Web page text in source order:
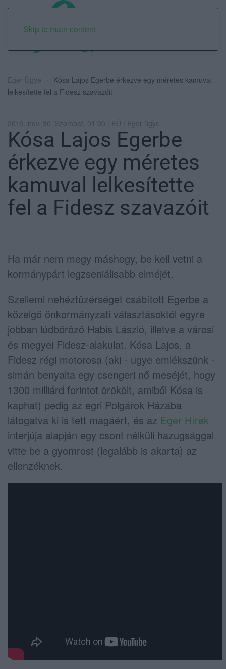
Skip to main content
Eger Ügye
Kósa Lajos Egerbe érkezve egy méretes kamuval
lelkesítette fel a Fidesz szavazóit
2019. nov. 30. Szombat, 01:00 | EÜ | Eger ügye
Kósa Lajos Egerbe
érkezve egy méretes
kamuval lelkesítette
fel a Fidesz szavazóit
Ha már nem megy máshogy, be kell vetni a
kormánypárt legzseniálisabb elméjét.
Szellemi nehéztüzérséget csábított Egerbe a
közelgő önkormányzati választásoktól egyre
jobban lúdbőröző Habis László, illetve a városi
és megyei Fidesz-alakulat. Kósa Lajos, a
Fidesz régi motorosa (aki - ugye emlékszünk -
simán benyalta egy csengeri nő meséjét, hogy
1300 milliárd forintot örökölt, amiből Kósa is
kaphat) pedig az egri Polgárok Házába
látogatva ki is tett magáért, és az Eger Hírek
interjúja alapján egy csont nélküli hazugsággal
vitte be a gyomrost (legalább is akarta) az
ellenzéknek.